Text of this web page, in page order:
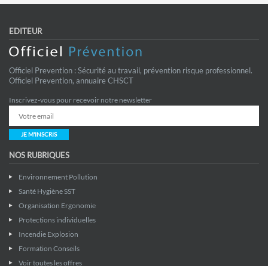
EDITEUR
Officiel Prevention : Sécurité au travail, prévention risque professionnel.
Officiel Prevention, annuaire CHSCT
Inscrivez-vous pour recevoir notre newsletter
JE M'INSCRIS
NOS RUBRIQUES
Environnement Pollution
Santé Hygiène SST
Organisation Ergonomie
Protections individuelles
Incendie Explosion
Formation Conseils
Voir toutes les offres